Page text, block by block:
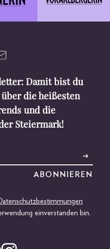
Damit bist du
die heißesten
und die
Steiermark!
einverstanden bin.